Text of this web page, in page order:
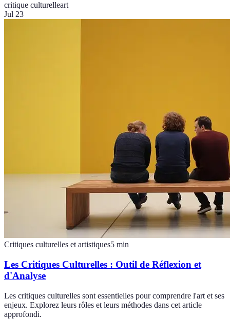
critique culturelleart
Jul 23
Critiques culturelles et artistiques5 min
Les Critiques Culturelles : Outil de Réflexion et
d'Analyse
Les critiques culturelles sont essentielles pour comprendre l'art et ses
enjeux. Explorez leurs rôles et leurs méthodes dans cet article
approfondi.